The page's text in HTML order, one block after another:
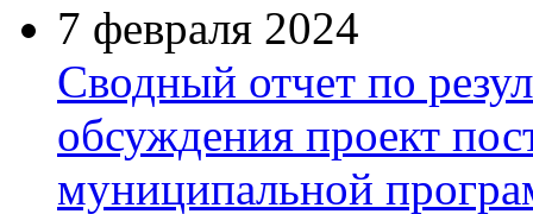
7 февраля 2024
Сводный отчет по
обсуждения проект
муниципальной